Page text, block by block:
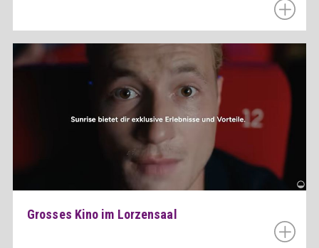
Grosses Kino im Lorzensaal